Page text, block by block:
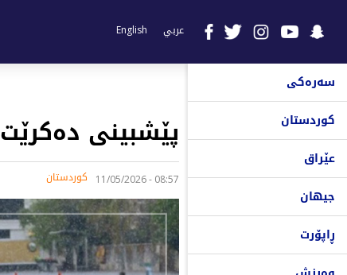
عربي English
سەرەکی
کوردستان
عێراق
جیهان
ڕاپۆرت
پێشبینی دەکرێت 40 بۆ 70 ملم باران ببارێت
08:57 - 11/05/2026 کوردستان